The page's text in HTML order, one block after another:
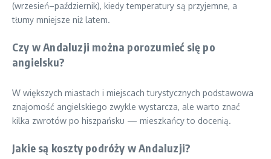
(wrzesień–październik), kiedy temperatury są przyjemne, a
tłumy mniejsze niż latem.
Czy w Andaluzji można porozumieć się po
angielsku?
W większych miastach i miejscach turystycznych podstawowa
znajomość angielskiego zwykle wystarcza, ale warto znać
kilka zwrotów po hiszpańsku — mieszkańcy to docenią.
Jakie są koszty podróży w Andaluzji?